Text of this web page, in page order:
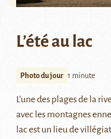
L’été au lac
Photo du jour 1 minute
L’une des plages de la
avec les montagnes
lac est un lieu de